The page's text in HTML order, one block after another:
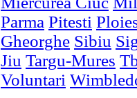
Parma Pitesti
Gheorghe Sibiu
Jiu Targu-Mures
Voluntari